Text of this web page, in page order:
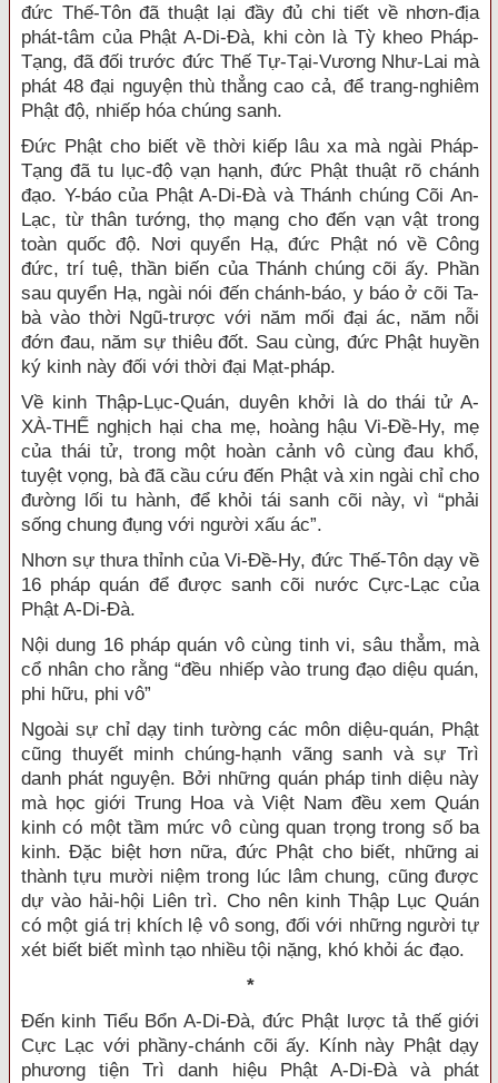
đức Thế-Tôn đã thuật lại đầy đủ chi tiết về nhơn-địa
phát-tâm của Phật A-Di-Đà, khi còn là Tỳ kheo Pháp-
Tạng, đã đối trước đức Thế Tự-Tại-Vương Như-Lai mà
phát 48 đại nguyện thù thẳng cao cả, để trang-nghiêm
Phật độ, nhiếp hóa chúng sanh.
Đức Phật cho biết về thời kiếp lâu xa mà ngài Pháp-
Tạng đã tu lục-độ vạn hạnh, đức Phật thuật rõ chánh
đạo. Y-báo của Phật A-Di-Đà và Thánh chúng Cõi An-
Lạc, từ thân tướng, thọ mạng cho đến vạn vật trong
toàn quốc độ. Nơi quyển Hạ, đức Phật nó về Công
đức, trí tuệ, thần biến của Thánh chúng cõi ấy. Phần
sau quyển Hạ, ngài nói đến chánh-báo, y báo ở cõi Ta-
bà vào thời Ngũ-trược với năm mối đại ác, năm nỗi
đớn đau, năm sự thiêu đốt. Sau cùng, đức Phật huyền
ký kinh này đối với thời đại Mạt-pháp.
Về kinh Thập-Lục-Quán, duyên khởi là do thái tử A-
XÀ-THẾ nghịch hại cha mẹ, hoàng hậu Vi-Đề-Hy, mẹ
của thái tử, trong một hoàn cảnh vô cùng đau khổ,
tuyệt vọng, bà đã cầu cứu đến Phật và xin ngài chỉ cho
đường lối tu hành, để khỏi tái sanh cõi này, vì “phải
sống chung đụng với người xấu ác”.
Nhơn sự thưa thỉnh của Vi-Đề-Hy, đức Thế-Tôn dạy về
16 pháp quán để được sanh cõi nước Cực-Lạc của
Phật A-Di-Đà.
Nội dung 16 pháp quán vô cùng tinh vi, sâu thẳm, mà
cổ nhân cho rằng “đều nhiếp vào trung đạo diệu quán,
phi hữu, phi vô”
Ngoài sự chỉ dạy tinh tường các môn diệu-quán, Phật
cũng thuyết minh chúng-hạnh vãng sanh và sự Trì
danh phát nguyện. Bởi những quán pháp tinh diệu này
mà học giới Trung Hoa và Việt Nam đều xem Quán
kinh có một tầm mức vô cùng quan trọng trong số ba
kinh. Đặc biệt hơn nữa, đức Phật cho biết, những ai
thành tựu mười niệm trong lúc lâm chung, cũng được
dự vào hải-hội Liên trì. Cho nên kinh Thập Lục Quán
có một giá trị khích lệ vô song, đối với những người tự
xét biết biết mình tạo nhiều tội nặng, khó khỏi ác đạo.
*
Đến kinh Tiểu Bổn A-Di-Đà, đức Phật lược tả thế giới
Cực Lạc với phầny-chánh cõi ấy. Kính này Phật dạy
phương tiện Trì danh hiệu Phật A-Di-Đà và phát